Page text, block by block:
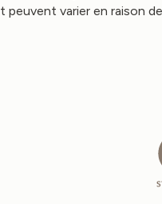
varier en raison